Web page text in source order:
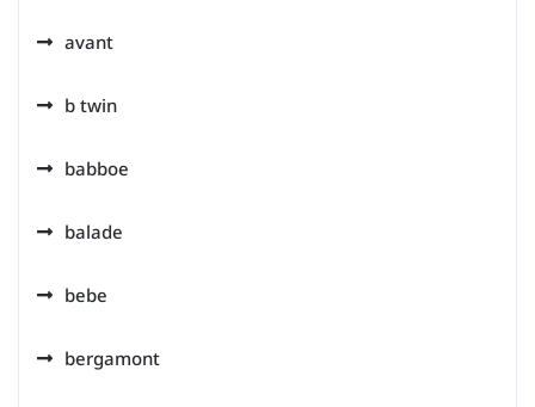
avant
b twin
babboe
balade
bebe
bergamont